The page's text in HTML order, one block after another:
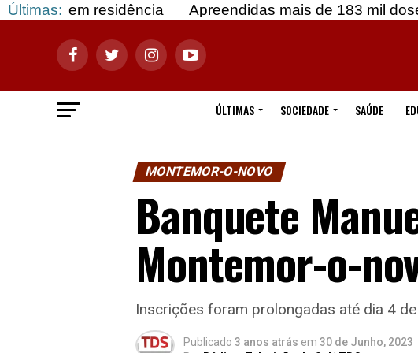
Últimas:
em residência Apreendidas mais de 183 mil doses de
ÚLTIMAS
SOCIEDADE SAÚDE
MONTEMOR-O-NOVO
Banquete
Montemor-o-
Inscrições foram prolongadas até dia 4
Publicado 3 anos atrás em 30 de Junho, 2023